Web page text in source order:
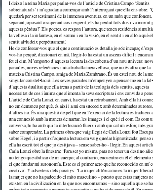
I deixo la reina Maria per parlar-vos de l’article de Cristina Campo ‘Sentits
sobrenaturals’ i m’agradaria començar amb l’interrogant que ella ens obre:
quedarà per ser testimoni de la immensa aventura, en un món que confonent,
separant, oposant o superant cos i esperit, els ha perdut tots dos i va morint
aquesta pèrdua?’ Els poetes, es respon l’autora, que tenen residència
la vellesa i la infantesa, en el somni i en la visió, en el sentit i en allò a què el
sentit al•ludeix perpètuament.’
He de confessar-vos que el que a continuació es detalla jo sóc incapaç
vos-ho perquè, diccionari en mà, llegir-lo ha estat un ascens difícil i encara
fet el cim. M’emporto d’aquesta lectura la descoberta d’un nou univers:
paraules, noves referències i una troballa meravellosa, que no és altra que la
mateixa Cristina Campo, amiga de Maria Zambrano. És un estel nou de la
singular constel•lació. Les seves paraules m’empenyen a pensar-me en la
d’aquesta dualitat que ella trena a partir de la teologia dels sentits, aquesta
necessitat de cos i ànima que alimenta la seva escriptura i ens convida a
L’article de Carla Lonzi, en canvi, ha estat un retrobament. Amb ella hi
no em demaneu per què, és així i a mi em succeeix amb determinades
d’altres no. És una qüestió de pell que en l’exercici de la lectura es tradueix
una connexió amb la manera de narrar, les imatges i el què i el com. És com
conversa, hi ha amb qui la interlocució flueix i amb qui cal un esforç més
saber comprendre. La primera obra que vaig llegir de Carla Lonzi fou
sobre Hegel, i a partir d’aquesta lectura em vaig quedar hipnotitzada; penso
ella ha escrit tot el que jo desitjava – sense saber-ho - llegir. En aquest
Carla Lonzi obre la finestra: ‘Para ser yo misma, para no tener un destino
no tengo que abdicar de mi cuerpo; al contrario, encuentro en él el elemento
el que fundar mi autonomía. Este es el primer acto que he reconocido en mí
creativo’. Y adverteix dels paranys: ‘La mujer clitórica no es la mujer
la mujer que no ha padecido el mito masculino – puesto que estas mujeres
existen en la civilización en la que nos encontramos – sino aquella que se ha